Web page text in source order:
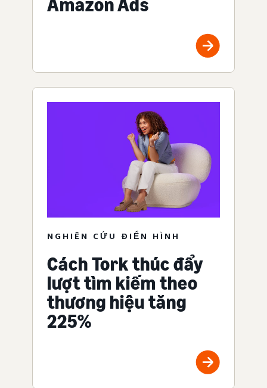
Amazon Ads
NGHIÊN CỨU ĐIỂN HÌNH
Cách Tork thúc đẩy
lượt tìm kiếm theo
thương hiệu tăng
225%